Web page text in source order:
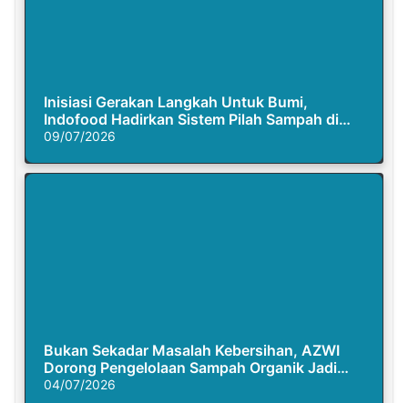
Inisiasi Gerakan Langkah Untuk Bumi,
Indofood Hadirkan Sistem Pilah Sampah di
Semasa Piknik
09/07/2026
Bukan Sekadar Masalah Kebersihan, AZWI
Dorong Pengelolaan Sampah Organik Jadi
Solusi Krisis Iklim
04/07/2026